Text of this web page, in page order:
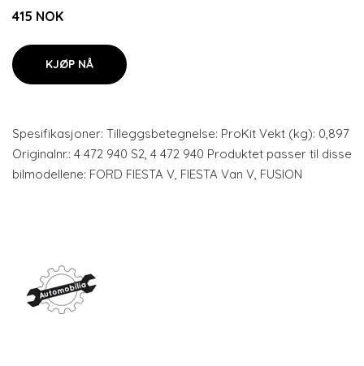
415 NOK
KJØP NÅ
Spesifikasjoner: Tilleggsbetegnelse: ProKit Vekt (kg): 0,897
Originalnr.: 4 472 940 S2, 4 472 940 Produktet passer til disse
bilmodellene: FORD FIESTA V, FIESTA Van V, FUSION